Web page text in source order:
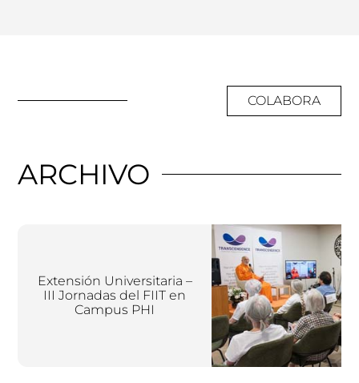
COLABORA
ARCHIVO
Extensión Universitaria –
III Jornadas del FIIT en
Campus PHI